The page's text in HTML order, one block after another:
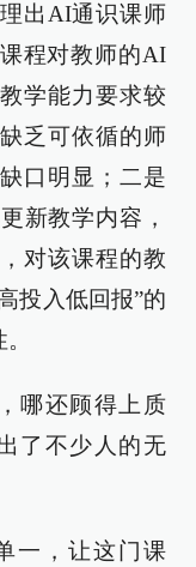
出AI通识课师
程对教师的AI
学能力要求较
乏可依循的师
口明显；二是
新教学内容，
对该课程的教
投入低回报”的
哪还顾得上质
了不少人的无
一，让这门课